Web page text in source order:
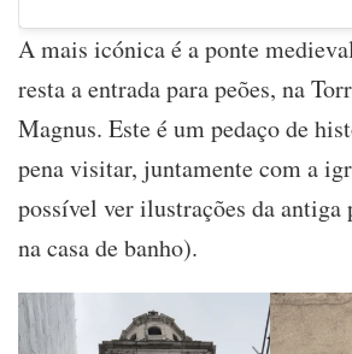
A mais icónica é a ponte
resta a entrada para peões, na
Magnus. Este é um pedaço de
pena visitar, juntamente com a
possível ver ilustrações da
na casa de banho).